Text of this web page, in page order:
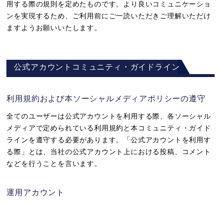
用する際の規則を定めたものです。より良いコミュニケーショ
ンを実現するため、ご利用前にご一読いただきご理解いただけ
ますようお願いいたします。
公式アカウントコミュニティ・ガイドライン
利用規約および本ソーシャルメディアポリシーの遵守
全てのユーザーは公式アカウントを利用する際、各ソーシャル
メディアで定められている利用規約と本コミュニティ・ガイド
ラインを遵守する必要があります。「公式アカウントを利用す
る際」とは、当社の公式アカウント上における投稿、コメント
などを行うことを言います。
運用アカウント